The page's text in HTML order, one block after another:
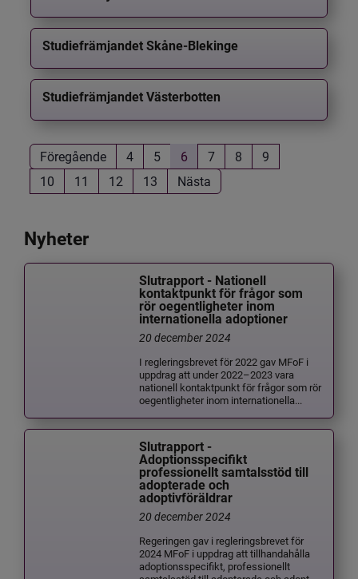
Studiefrämjandet Skåne-Blekinge
Studiefrämjandet Västerbotten
Föregående 4 5 6 7 8
9
10
11 12 13 Nästa
Nyheter
Slutrapport - Nationell
kontaktpunkt för frågor som
rör oegentligheter inom
internationella adoptioner
20 december 2024
I regleringsbrevet för 2022 gav MFoF i
uppdrag att under 2022–2023 vara
nationell kontaktpunkt för frågor som rör
oegentligheter inom internationella...
Slutrapport -
Adoptionsspecifikt
professionellt samtalsstöd till
adopterade och
adoptivföräldrar
20 december 2024
Regeringen gav i regleringsbrevet för
2024 MFoF i uppdrag att tillhandahålla
adoptionsspecifikt, professionellt